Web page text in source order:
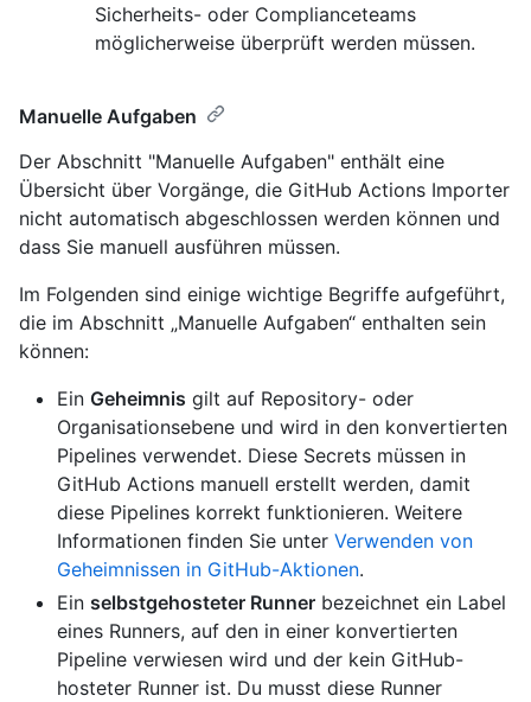
Sicherheits- oder Complianceteams
möglicherweise überprüft werden müssen.
Manuelle Aufgaben
Der Abschnitt "Manuelle Aufgaben" enthält eine
Übersicht über Vorgänge, die GitHub Actions Importer
nicht automatisch abgeschlossen werden können und
dass Sie manuell ausführen müssen.
Im Folgenden sind einige wichtige Begriffe aufgeführt,
die im Abschnitt „Manuelle Aufgaben“ enthalten sein
können:
Ein Geheimnis gilt auf Repository- oder
Organisationsebene und wird in den konvertierten
Pipelines verwendet. Diese Secrets müssen in
GitHub Actions manuell erstellt werden, damit
diese Pipelines korrekt funktionieren. Weitere
Informationen finden Sie unter Verwenden von
Geheimnissen in GitHub-Aktionen.
Ein selbstgehosteter Runner bezeichnet ein Label
eines Runners, auf den in einer konvertierten
Pipeline verwiesen wird und der kein GitHub-
hosteter Runner ist. Du musst diese Runner